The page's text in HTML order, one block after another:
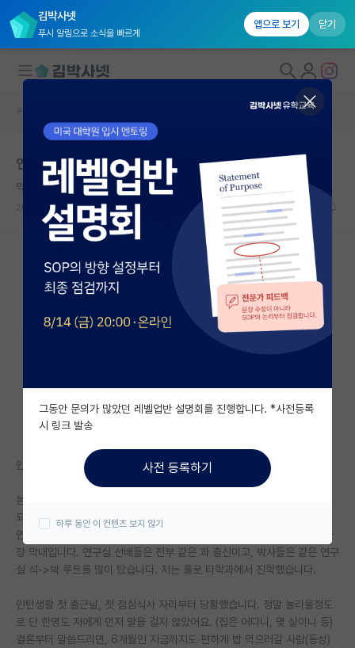
김박사넷
푸시 알림으로 소식을 빠르게
앱으로 보기 닫기
대학원생 모집
국내대학원 정보
연구실&오픈랩
커뮤니티
커뮤니티 홈
전체글보기
베스트 게시판
자유 게시판(아무개랩)
미국 유학 게시판
미국 대학원 합격 후기 게시판
대학원생 모집 게시판
연구실(PI) 홍보 게시판
석박사 채용 정보 게시판
임용 정보 게시판
학부 인턴 게시판
커뮤니티 홈
연구실 인간관계에서 소외됩니다.
약삭빠른 에르빈 슈뢰딩거
2024.04.09 11 8049
안녕하세요. 지방대 동대학원 석사 1학기차 신입생 여자입니다.
본격 석사생활 시작한지는 1달이 되었지만, 인턴기간을 포함하면 6개월이
되었습니다.
연구실 내 인원은 10명정도로, (박4 석6) 저는 현재 나이로도, 연차로도 가
장 막내입니다. 연구실 선배들은 전부 같은 과 출신이고, 박사들은 같은 연구
실 석->박 루트를 많이 탔습니다. 저는 홀로 타학과에서 진학했습니다.
인턴생활 첫 출근날, 첫 점심식사 자리부터 당황했습니다. 정말 놀라울정도
로 단 한명도 저에게 먼저 말을 걸지 않았어요. (집은 어디니, 몇 살이니 등)
결론부터 말씀드리면, 6개월인 지금까지도 편하게 밥 먹으러갈 사람(동성)
그동안 문의가 많았던 레벨업반 설명회를 진행합니다. *사전등록
시 링크 발송
사전 등록하기
하루 동안 이 컨텐츠 보지 않기